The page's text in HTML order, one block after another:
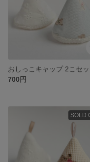
おしっこキャップ 2こセ
700円
SOLD